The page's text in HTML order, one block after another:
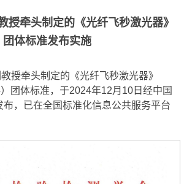
授牵头制定的《光纤飞秒激光器》
团体标准发布实施
授牵头制定的《光纤飞秒激光器》
团体标准，于2024年12月10日经中国
，已在全国标准化信息公共服务平台